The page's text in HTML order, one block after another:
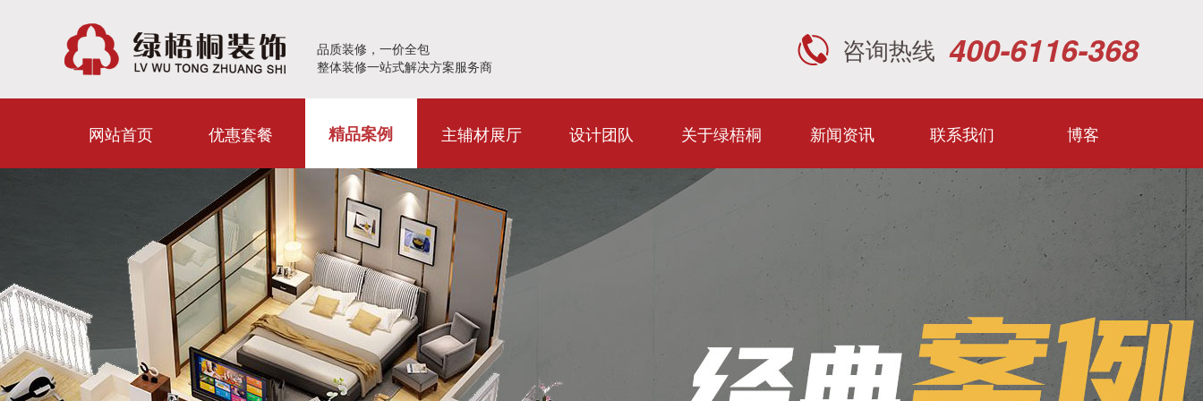
品质装修，一价全包
整体装修一站式解决方案服务商
咨询热线 400-6116-368
网站首页 优惠套餐 精品案例 主辅材展厅 设计团队 关于绿梧桐 新闻资讯 联系我们 博客